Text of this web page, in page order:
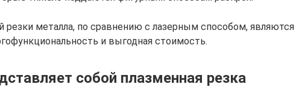
металла, по сравнению с лазерным способом, являются
и выгодная стоимость.
собой плазменная резка